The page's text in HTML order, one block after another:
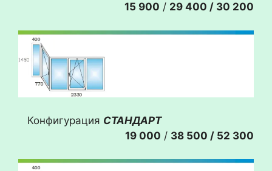
15 900 / 29 400 / 30 200
Конфигурация СТАНДАРТ
19 000 / 38 500 / 52 300